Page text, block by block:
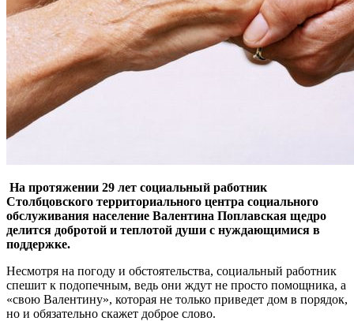
На протяжении 29 лет социальный работник
Столбцовского территориального центра социального
обслуживания население Валентина Поплавская щедро
делится добротой и теплотой души с нуждающимися в
поддержке.
Несмотря на погоду и обстоятельства, социальный работник
спешит к подопечным, ведь они ждут не просто помощника, а
«свою Валентину», которая не только приведет дом в порядок,
но и обязательно скажет доброе слово.